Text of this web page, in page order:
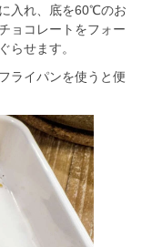
入れ、底を60℃のお
ョコレートをフォー
らせます。
ライパンを使うと便